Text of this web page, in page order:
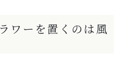
ワーを置くのは風